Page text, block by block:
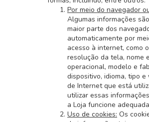
Por meio do navegador
Algumas informações
maior parte dos
automaticamente por
acesso à internet, como
resolução da tela, nome
operacional, modelo e
dispositivo, idioma, tipo
de Internet que está
utilizar essas
a Loja funcione
Uso de cookies: Os